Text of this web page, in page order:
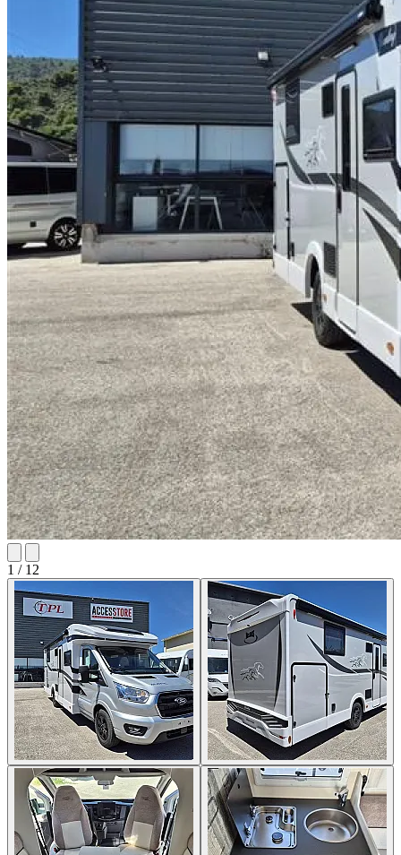
1 / 12